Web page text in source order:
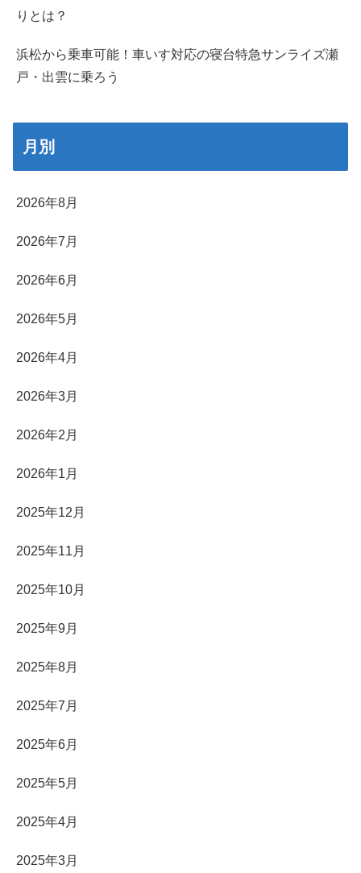
りとは？
浜松から乗車可能！車いす対応の寝台特急サンライズ瀬
戸・出雲に乗ろう
月別
2026年8月
2026年7月
2026年6月
2026年5月
2026年4月
2026年3月
2026年2月
2026年1月
2025年12月
2025年11月
2025年10月
2025年9月
2025年8月
2025年7月
2025年6月
2025年5月
2025年4月
2025年3月